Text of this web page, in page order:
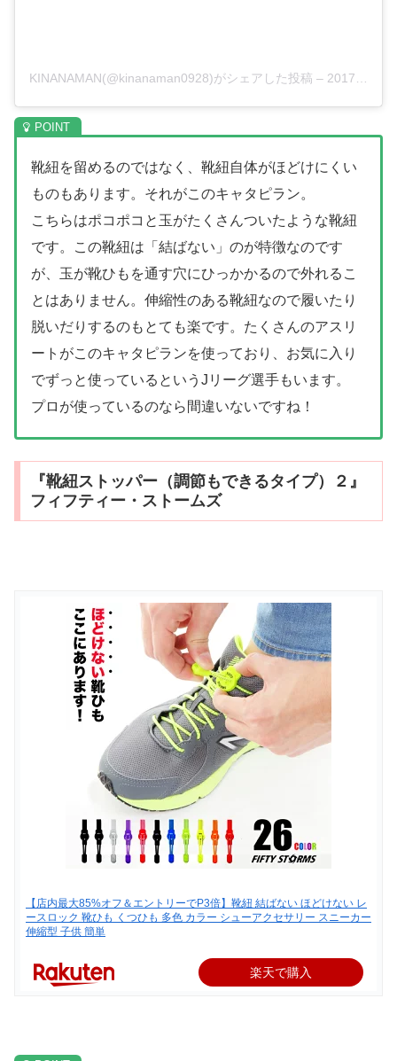
KINANAMAN(@kinanaman0928)がシェアした投稿 – 2017年 8月月11日午後8時03分PDT
靴紐を留めるのではなく、靴紐自体がほどけにくい
ものもあります。それがこのキャタピラン。
こちらはポコポコと玉がたくさんついたような靴紐
です。この靴紐は「結ばない」のが特徴なのです
が、玉が靴ひもを通す穴にひっかかるので外れるこ
とはありません。伸縮性のある靴紐なので履いたり
脱いだりするのもとても楽です。たくさんのアスリ
ートがこのキャタピランを使っており、お気に入り
でずっと使っているというJリーグ選手もいます。
プロが使っているのなら間違いないですね！
『靴紐ストッパー（調節もできるタイプ）２』
フィフティー・ストームズ
【店内最大85%オフ＆エントリーでP3倍】靴紐 結ばない ほどけない レ
ースロック 靴ひも くつひも 多色 カラー シューアクセサリー スニーカー
伸縮型 子供 簡単
楽天で購入